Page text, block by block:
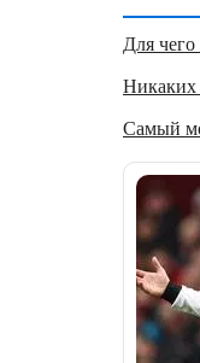
Для
Никаких
Самый